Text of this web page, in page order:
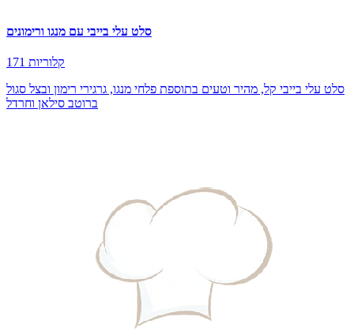
סלט עלי בייבי עם מנגו ורימונים
171 קלוריות
סלט עלי בייבי קל, מהיר וטעים בתוספת פלחי מנגו, גרגירי רימון ובצל סגול
ברוטב סילאן וחרדל